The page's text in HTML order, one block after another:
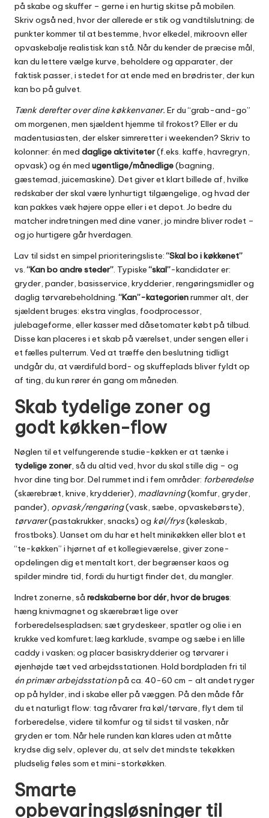
på skabe og skuffer – gerne i en hurtig skitse på mobilen.
Skriv også ned, hvor der allerede er stik og vandtilslutning; de
punkter kommer til at bestemme, hvor elkedel, mikroovn eller
opvaskebalje realistisk kan stå. Når du kender de præcise mål,
kan du lettere vælge kurve, beholdere og apparater, der
faktisk passer, i stedet for at ende med en brødrister, der kun
kan bo på gulvet.
Tænk derefter over dine køkkenvaner. Er du “grab-and-go”
om morgenen, men sjældent hjemme til frokost? Eller er du
madentusiasten, der elsker simreretter i weekenden? Skriv to
kolonner: én med daglige aktiviteter(f.eks. kaffe, havregryn,
opvask) og én med ugentlige/månedlige(bagning,
gæstemad, juicemaskine). Det giver et klart billede af, hvilke
redskaber der skal være lynhurtigt tilgængelige, og hvad der
kan pakkes væk højere oppe eller i et depot. Jo bedre du
matcher indretningen med dine vaner, jo mindre bliver rodet –
og jo hurtigere går hverdagen.
Lav til sidst en simpel prioriteringsliste:“Skal bo i køkkenet”
vs.“Kan bo andre steder”. Typiske“skal”-kandidater er:
gryder, pander, basisservice, krydderier, rengøringsmidler og
daglig tørvarebeholdning.“Kan”-kategorienrummer alt, der
sjældent bruges: ekstra vinglas, foodprocessor,
julebageforme, eller kasser med dåsetomater købt på tilbud.
Disse kan placeres i et skab på værelset, under sengen eller i
et fælles pulterrum. Ved at træffe den beslutning tidligt
undgår du, at værdifuld bord- og skuffeplads bliver fyldt op
af ting, du kun rører én gang om måneden.
Skab tydelige zoner og
godt køkken-flow
Nøglen til et velfungerende studie-køkken er at tænke i
tydelige zoner, så du altid ved, hvor du skal stille dig – og
hvor dine ting bor. Del rummet ind i fem områder: forberedelse
(skærebræt, knive, krydderier), madlavning(komfur, gryder,
pander), opvask/rengøring(vask, sæbe, opvaskebørste),
tørvarer(pastakrukker, snacks) og køl/frys(køleskab,
frostboks). Uanset om du har et helt minikøkken eller blot et
“te-køkken” i hjørnet af et kollegieværelse, giver zone-
opdelingen dig et mentalt kort, der begrænser kaos og
spilder mindre tid, fordi du hurtigt finder det, du mangler.
Indret zonerne, så redskaberne bor dér, hvor de bruges:
hæng knivmagnet og skærebræt lige over
forberedelsespladsen; sæt grydeskeer, spatler og olie i en
krukke ved komfuret; læg karklude, svampe og sæbe i en lille
caddy i vasken; og placer basiskrydderier og tørvarer i
øjenhøjde tæt ved arbejdsstationen. Hold bordpladen fri til
én primær arbejdsstationpå ca. 40-60 cm – alt andet ryger
op på hylder, ind i skabe eller på væggen. På den måde får
du et naturligt flow: tag råvarer fra køl/tørvare, flyt dem til
forberedelse, videre til komfur og til sidst til vasken, når
gryden er tom. Når hele runden kan klares uden at måtte
krydse dig selv, oplever du, at selv det mindste tekøkken
pludselig føles som et mini-storkøkken.
Smarte
opbevaringsløsninger til